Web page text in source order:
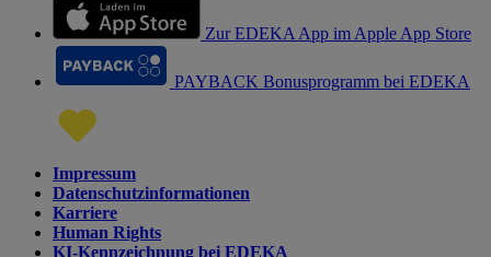
Zur EDEKA App im Apple App Store
PAYBACK Bonusprogramm bei EDEKA
Impressum
Datenschutzinformationen
Karriere
Human Rights
KI-Kennzeichnung bei EDEKA